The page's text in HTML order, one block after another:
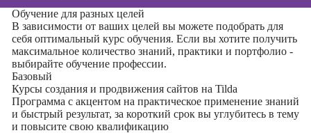
Обучение для разных целей
В зависимости от ваших целей вы можете подобрать для
себя оптимальный курс обучения. Если вы хотите получить
максимальное количество знаний, практики и портфолио -
выбирайте обучение профессии.
Базовый
Курсы создания и продвижения сайтов на Tilda
Программа с акцентом на практическое применение знаний
и быстрый результат, за короткий срок вы углубитесь в тему
и повысите свою квалификацию